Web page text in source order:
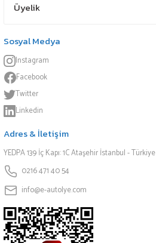
Üyelik
Sosyal Medya
Instagram
Facebook
Twitter
Linkedin
Adres & İletişim
YEDPA 139 İç Kapı: 1C Ataşehir İstanbul - Türkiye
0216 471 40 54
info@e-autolye.com